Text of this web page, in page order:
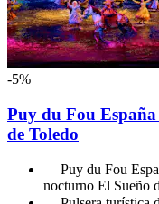
-5%
Puy du Fou
de Toledo
Puy du Fou
nocturno El Sueño